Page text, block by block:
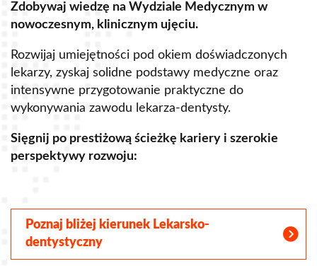
Zdobywaj wiedzę na Wydziale Medycznym w
nowoczesnym, klinicznym ujęciu.
Rozwijaj umiejętności pod okiem doświadczonych
lekarzy, zyskaj solidne podstawy medyczne oraz
intensywne przygotowanie praktyczne do
wykonywania zawodu lekarza-dentysty.
Sięgnij po prestiżową ścieżkę kariery i szerokie
perspektywy rozwoju:
Poznaj bliżej kierunek Lekarsko-
dentystyczny